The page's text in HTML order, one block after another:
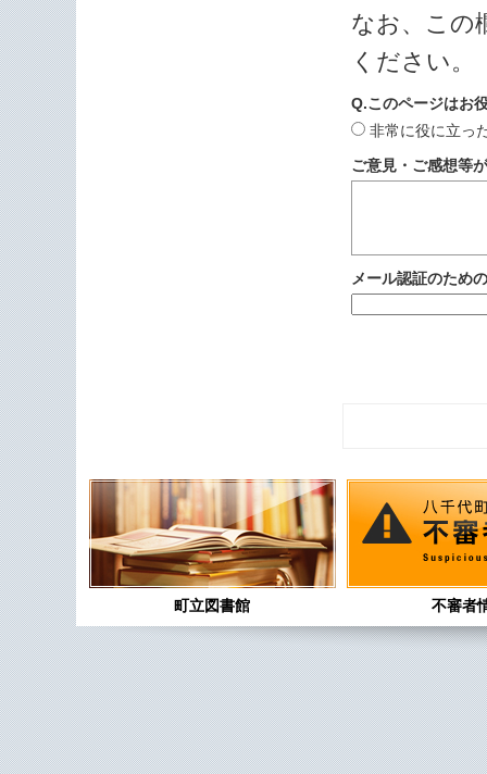
なお、この
ください。
Q.このページはお
非常に役に立っ
ご意見・ご感想等
メール認証のため
町立図書館 不審者